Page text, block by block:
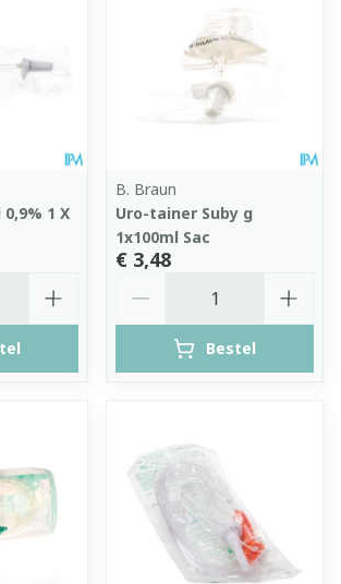
1 X
B. Braun
Uro-tainer Suby g
1x100ml Sac
€ 3,48
Bestel